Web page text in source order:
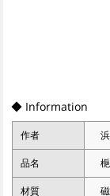
◆ Information
作者
品名
材質